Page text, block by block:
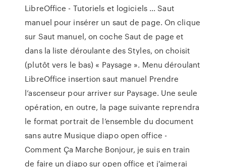
LibreOffice - Tutoriels et logiciels ... Saut
manuel pour insérer un saut de page. On clique
sur Saut manuel, on coche Saut de page et
dans la liste déroulante des Styles, on choisit
(plutôt vers le bas) « Paysage ». Menu déroulant
LibreOffice insertion saut manuel Prendre
l’ascenseur pour arriver sur Paysage. Une seule
opération, en outre, la page suivante reprendra
le format portrait de l’ensemble du document
sans autre Musique diapo open office -
Comment Ça Marche Bonjour, je suis en train
de faire un diapo sur open office et j'aimerai